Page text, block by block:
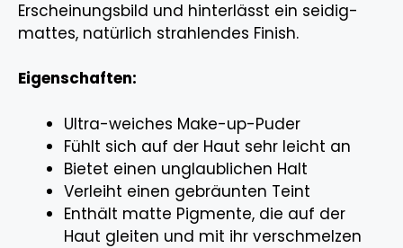
Erscheinungsbild und hinterlässt ein seidig-
mattes, natürlich strahlendes Finish.
Eigenschaften:
Ultra-weiches Make-up-Puder
Fühlt sich auf der Haut sehr leicht an
Bietet einen unglaublichen Halt
Verleiht einen gebräunten Teint
Enthält matte Pigmente, die auf der
Haut gleiten und mit ihr verschmelzen